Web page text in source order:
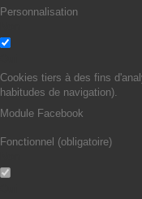
Personnalisation
Cookies tiers à des fins
habitudes de navigation).
Module Facebook
Fonctionnel (obligatoire)